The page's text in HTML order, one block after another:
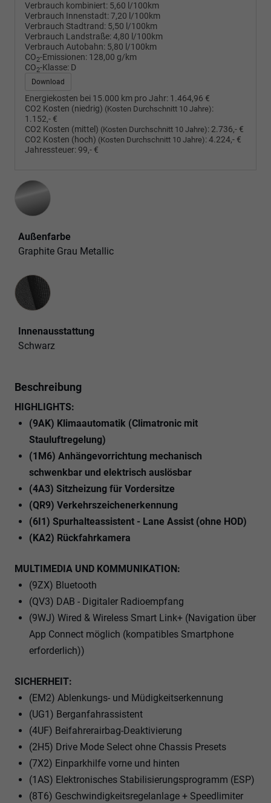
Verbrauch kombiniert: 5,60 l/100km
Verbrauch Innenstadt:7,20 l/100km
Verbrauch Stadtrand: 5,50 l/100km
Verbrauch Landstraße:4,80 l/100km
Verbrauch Autobahn: 5,80 l/100km
CO2-Emissionen: 128,00 g/km
CO2-Klasse: D
Download
Energiekosten bei 15.000 km pro Jahr: 1.464,96 €
CO2 Kosten (niedrig) (Kosten Durchschnitt 10 Jahre):
1.152,- €
CO2 Kosten (mittel) (Kosten Durchschnitt 10 Jahre): 2.736,- €
CO2 Kosten (hoch) (Kosten Durchschnitt 10 Jahre):4.224,- €
Jahressteuer: 99,- €
Außenfarbe
Graphite Grau Metallic
Innenausstattung
Innenausstattung
Schwarz
Beschreibung
HIGHLIGHTS:
(9AK) Klimaautomatik (Climatronic mit
Stauluftregelung)
(1M6) Anhängevorrichtung mechanisch
schwenkbar und elektrisch auslösbar
(4A3) Sitzheizung für Vordersitze
(QR9) Verkehrszeichenerkennung
(6I1) Spurhalteassistent - Lane Assist (ohne HOD)
(KA2) Rückfahrkamera
MULTIMEDIA UND KOMMUNIKATION:
(9ZX) Bluetooth
(QV3) DAB - Digitaler Radioempfang
(9WJ) Wired & Wireless Smart Link+ (Navigation über
App Connect möglich (kompatibles Smartphone
erforderlich))
SICHERHEIT:
(EM2) Ablenkungs- und Müdigkeitserkennung
(UG1) Berganfahrassistent
(4UF) Beifahrerairbag-Deaktivierung
(2H5) Drive Mode Select ohne Chassis Presets
(7X2) Einparkhilfe vorne und hinten
(1AS) Elektronisches Stabilisierungsprogramm (ESP)
(8T6) Geschwindigkeitsregelanlage + Speedlimiter